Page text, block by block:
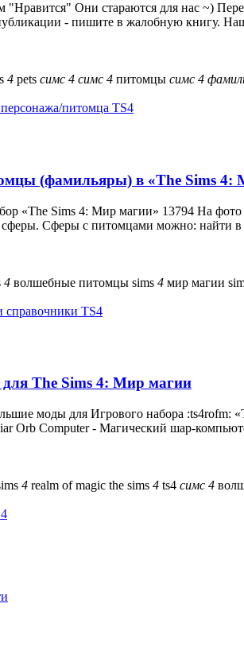
"Нравится" Они стараются для нас ~)
- пишите в жалобную книгу.
4 pets симс 4 симс 4 питомцы симс 4
питомца TS4
(фамильяры) в «The Sims 4:
«The Sims 4: Мир магии» 13794 На
Сферы с питомцами можно: найти
4 волшебные питомцы sims 4 мир магии
справочники TS4
The Sims 4: Мир магии
моды для Игрового набора
Orb Computer - Магический шар-
4 realm of magic the sims 4 ts4 симс 4